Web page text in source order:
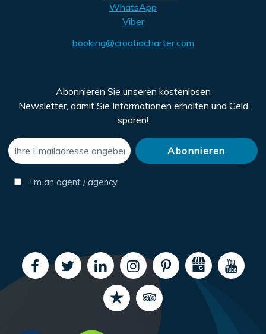
WhatsApp
Viber
booking@croatiacharter.com
Abonnieren Sie unseren kostenlosen
Newsletter, damit Sie Informationen erhalten und Geld
sparen!
I'm an agent / agency